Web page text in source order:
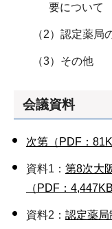
要について
（2）認定薬局
（3）その他
会議資料
次第（PDF：
資料1： 第8次大
（PDF：4,447KB
資料2： 認定薬局